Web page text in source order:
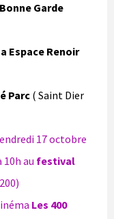
Garde
Espace Renoir
Parc ( Saint Dier
17 octobre
au festival
Les 400